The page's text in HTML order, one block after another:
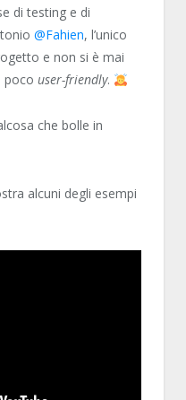
di testing e di
@Fahien, l’unico
e non si è mai
poco user-friendly.
che bolle in
alcuni degli esempi